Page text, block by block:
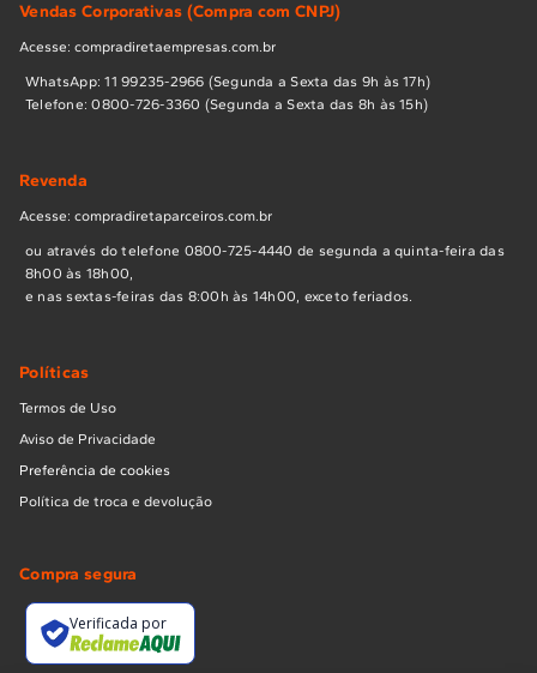
Vendas Corporativas (Compra com CNPJ)
Acesse: compradiretaempresas.com.br
WhatsApp: 11 99235-2966 (Segunda a Sexta das 9h às 17h)
Telefone: 0800-726-3360 (Segunda a Sexta das 8h às 15h)
Revenda
Acesse: compradiretaparceiros.com.br
ou através do telefone 0800-725-4440 de segunda a quinta-feira das
8h00 às 18h00,
e nas sextas-feiras das 8:00h às 14h00, exceto feriados.
Políticas
Termos de Uso
Aviso de Privacidade
Preferência de cookies
Política de troca e devolução
Compra segura
Verificada por